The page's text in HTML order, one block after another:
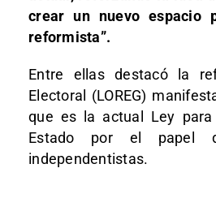
crear un nuevo espacio
reformista”.
Entre ellas destacó la
Electoral (LOREG)
que es la actual Ley para
Estado por el papel
independentistas.